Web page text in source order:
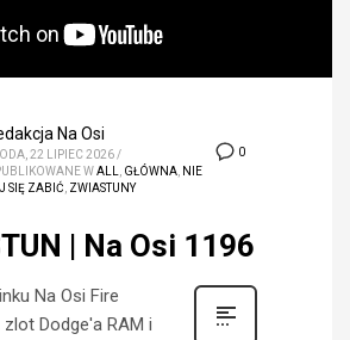
0
Na Osi
22 LIPIEC 2026 /
WALL GŁÓWNA NIE
SIĘ ZABIĆ ZWIASTUNY
| Na Osi 1196
Na Osi Fire
zlot Dodge'a RAM i